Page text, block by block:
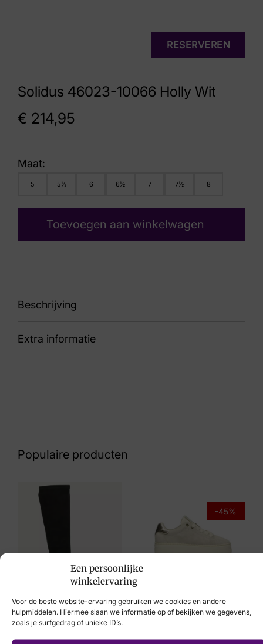
Een persoonlijke
winkelervaring
Voor de beste website-ervaring gebruiken we cookies en andere
hulpmiddelen. Hiermee slaan we informatie op of bekijken we gegevens,
zoals je surfgedrag of unieke ID’s.
Solidus 46023-10066 Holly Wit
€ 214,95
RESERVEREN
Maat:
5 5½ 6 6½ 7 7½ 8
Toevoegen aan winkelwagen
Beschrijving
89 46023-10066 Holly
Extra informatie
5, 5½, 6, 6½, 7, 7½, 8
Merk
Solidus
Artikelnummer
46023-10066 Holly
Populaire producten
€99,95
-45%
Post Xchange